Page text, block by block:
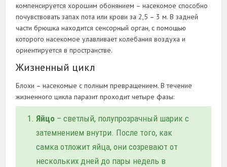
компенсируется хорошим обонянием – насекомое способно
почувствовать запах пота или крови за 2,5 – 3 м. В задней
части брюшка находится сенсорный орган, с помощью
которого насекомое улавливает колебания воздуха и
ориентируется в пространстве.
Жизненный цикл
Блохи – насекомые с полным превращением. В течение
жизненного цикла паразит проходит четыре фазы:
Яйцо – светлый, полупрозрачный шарик с
затемнением внутри. После того, как
самка отложит яйца, они созревают от
нескольких дней до пары недель в